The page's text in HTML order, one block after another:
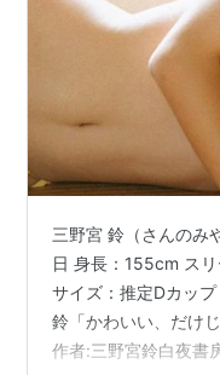
三野宮 鈴（さんのみ
日 身長：155cm ス
サイズ：推定Dカッ
鈴「かわいい、だけ
作者:三野宮鈴白夜書